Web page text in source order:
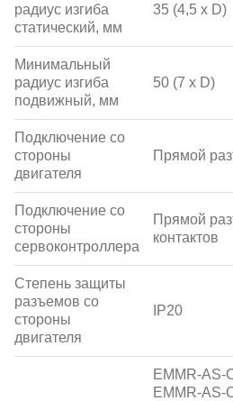
радиус изгиба
статический, мм
35 (4,5 x D)
Минимальный
радиус изгиба
подвижный, мм
50 (7 x D)
Подключение со
стороны
двигателя
Прямой
Подключение со
стороны
сервоконтроллера
Прямой
контактов
Степень защиты
разъемов со
стороны
двигателя
IP20
EMMR-AS-
EMMR-AS-